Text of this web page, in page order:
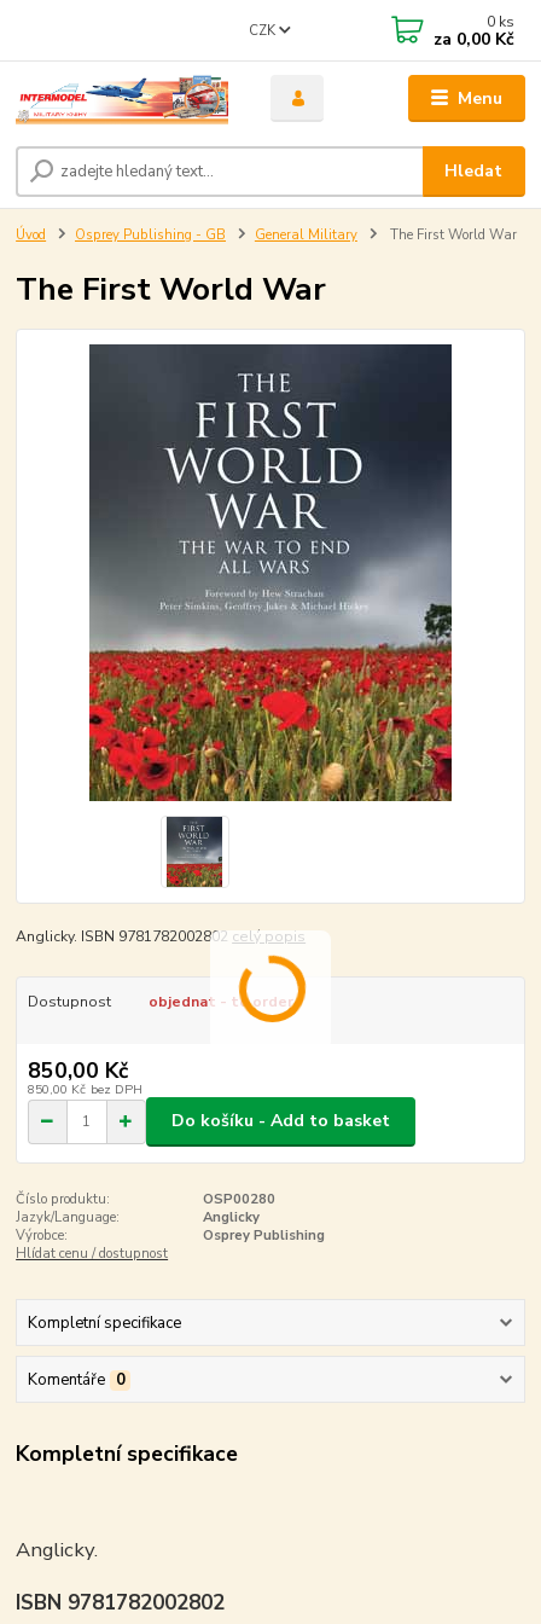
Menu
CZK
Hledat
0 ks
za 0,00 Kč
Úvod Osprey Publishing - GB General Military The First World War
The First World War
Anglicky. ISBN 9781782002802 celý popis
Dostupnost objednat - to order
850,00 Kč
850,00 Kč bez DPH
Do košíku - Add to basket
Číslo produktu:
OSP00280
Jazyk/Language:
Anglicky
Výrobce:
Osprey Publishing
Hlídat cenu / dostupnost
Kompletní specifikace
Komentáře 0
Kompletní specifikace
Anglicky.
ISBN 9781782002802